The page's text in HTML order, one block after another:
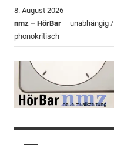
Zum
Inhalt
springen
8. August 2026
nmz – HörBar – unabhängig
phonokritisch
HörBar